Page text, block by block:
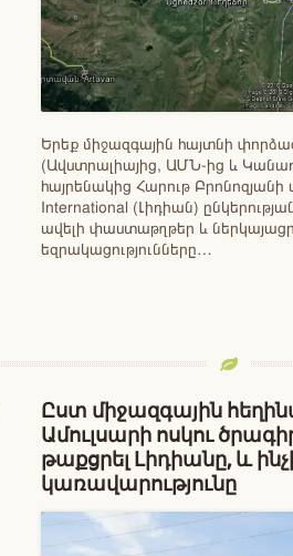
Երեք միջազգային հայտնի
(Ավստրալիայից, ԱՄՆ-ից և
հայրենակից Հարութ
International (Լիդիան)
ավելի փաստաթղթեր և
եզրակացությունները…
Ըստ միջազգային
Ամուլսարի ոսկու
թաքցրել Լիդիանը, և
կառավարությունը